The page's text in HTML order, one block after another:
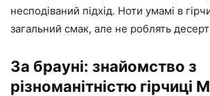
несподіваний підхід. Ноти умамі в
загальний смак, але не роблять
За брауні: знайомство з
різноманітністю гірчиці